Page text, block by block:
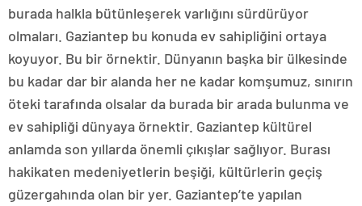
burada halkla bütünleşerek varlığını sürdürüyor
olmaları. Gaziantep bu konuda ev sahipliğini ortaya
koyuyor. Bu bir örnektir. Dünyanın başka bir ülkesinde
bu kadar dar bir alanda her ne kadar komşumuz, sınırın
öteki tarafında olsalar da burada bir arada bulunma ve
ev sahipliği dünyaya örnektir. Gaziantep kültürel
anlamda son yıllarda önemli çıkışlar sağlıyor. Burası
hakikaten medeniyetlerin beşiği, kültürlerin geçiş
güzergahında olan bir yer. Gaziantep’te yapılan